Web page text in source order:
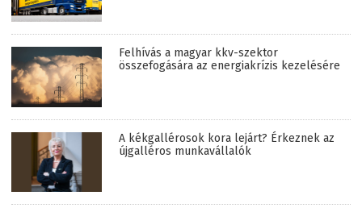
Felhívás a magyar kkv-szektor
összefogására az energiakrízis kezelésére
A kékgallérosok kora lejárt? Érkeznek az
újgalléros munkavállalók